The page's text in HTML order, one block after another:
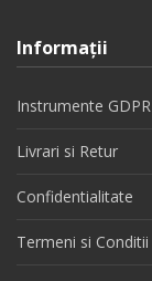
Informaţii
Instrumente GDPR
Livrari si Retur
Confidentialitate
Termeni si Conditii